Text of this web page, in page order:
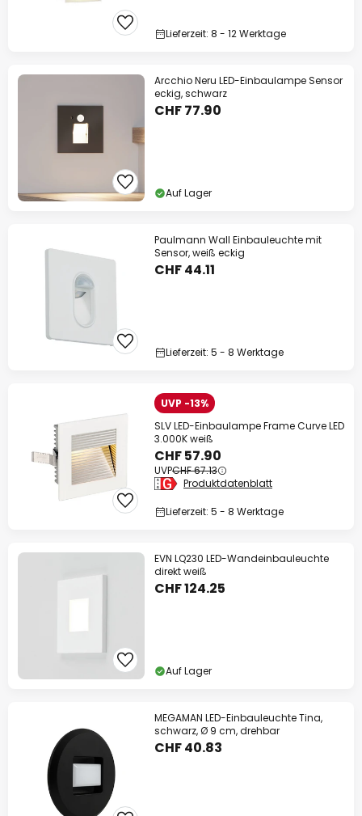
Lieferzeit: 8 - 12 Werktage
Arcchio Neru LED-Einbaulampe Sensor
eckig, schwarz
CHF 77.90
Auf Lager
Paulmann Wall Einbauleuchte mit
Sensor, weiß eckig
CHF 44.11
Lieferzeit: 5 - 8 Werktage
UVP -13%
SLV LED-Einbaulampe Frame Curve LED
3.000K weiß
CHF 57.90
UVPCHF 67.13
Produktdatenblatt
Lieferzeit: 5 - 8 Werktage
EVN LQ230 LED-Wandeinbauleuchte
direkt weiß
CHF 124.25
Auf Lager
MEGAMAN LED-Einbauleuchte Tina,
schwarz, Ø 9 cm, drehbar
CHF 40.83